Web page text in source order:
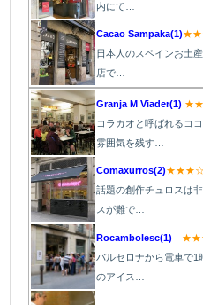
内にて…
Cacao Sampaka(1)
日本人のスペインお土
店で…
Granja M Viader(1)
コラカオと呼ばれるコ
雰囲気を残す…
Comaxurros(2)
話題の創作チュロスは
スが難で…
Rocambolesc(1)
バルセロナから電車で1
のアイス…